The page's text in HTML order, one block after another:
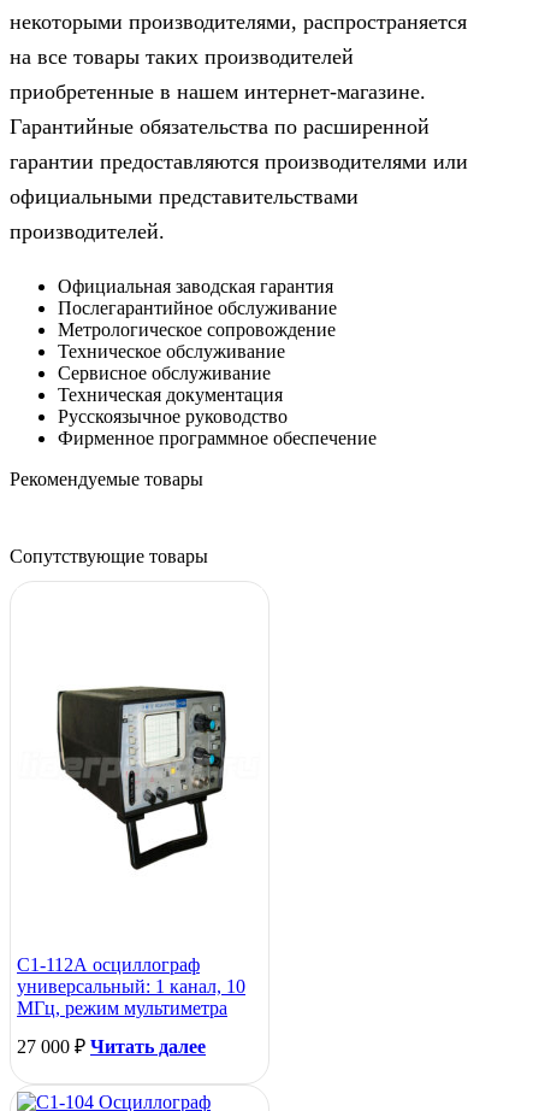
некоторыми производителями, распространяется
на все товары таких производителей
приобретенные в нашем интернет-магазине.
Гарантийные обязательства по расширенной
гарантии предоставляются производителями или
официальными представительствами
производителей.
Официальная заводская гарантия
Послегарантийное обслуживание
Метрологическое сопровождение
Техническое обслуживание
Сервисное обслуживание
Техническая документация
Русскоязычное руководство
Фирменное программное обеспечение
Рекомендуемые товары
Сопутствующие товары
С1-112А осциллограф
универсальный: 1 канал, 10
МГц, режим мультиметра
27 000 ₽ Читать далее